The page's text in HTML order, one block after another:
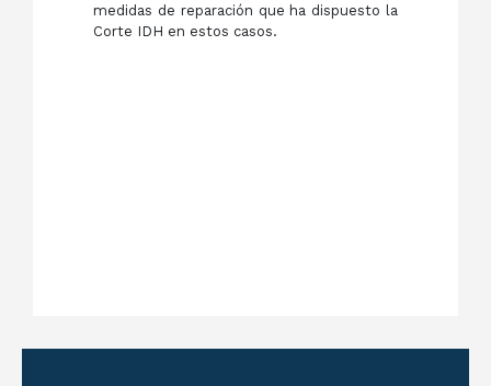
medidas de reparación que ha dispuesto la
Corte IDH en estos casos.